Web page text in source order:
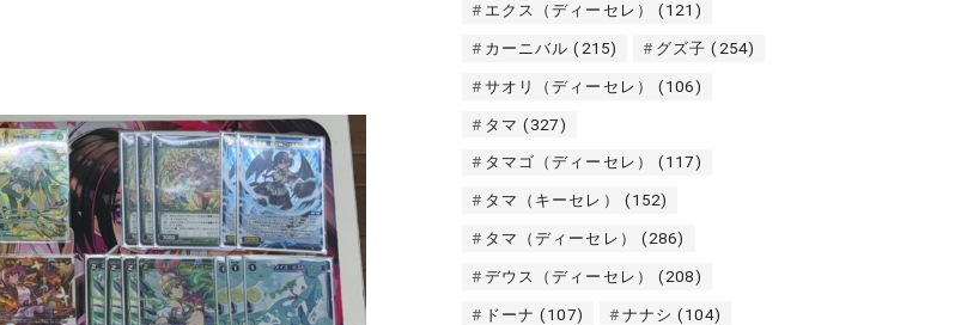
エクス（ディーセレ） (121)
カーニバル (215) グズ子 (254)
サオリ（ディーセレ） (106)
タマ (327)
タマゴ（ディーセレ） (117)
タマ（キーセレ） (152)
タマ（ディーセレ） (286)
デウス（ディーセレ） (208)
ドーナ (107) ナナシ (104)